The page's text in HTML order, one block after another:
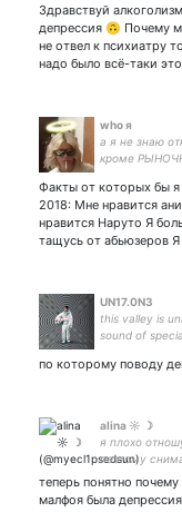
Испанию🇪🇸
Карьеристка
Здравствуй
депрессия 🙃 Почему
не отвел к психиатру
надо было всё-таки
who я
а я не знаю
кроме
Факты от которых бы я
2018: Мне нравится
нравится Наруто Я
тащусь от абьюзеров
UN17.0N3
this valley is
sound of
по которому поводу
alina ☼ ☽
я плохо
поэтому
теперь понятно почему
малфоя была